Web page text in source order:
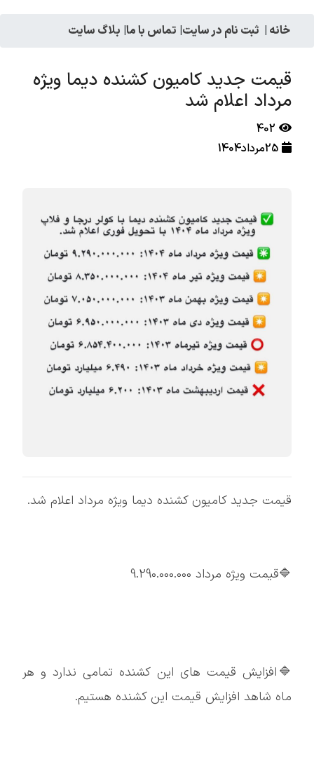
خانه | ثبت نام در سایت| تماس با ما| بلاگ سایت
قیمت جدید کامیون کشنده دیما ویژه
مرداد اعلام شد
402
25مرداد1404
قیمت جدید کامیون کشنده دیما ویژه مرداد اعلام شد.
🔷قیمت ویژه مرداد 9.290.000.000
🔷افزایش قیمت های این کشنده تمامی ندارد و هر
ماه شاهد افزایش قیمت این کشنده هستیم.